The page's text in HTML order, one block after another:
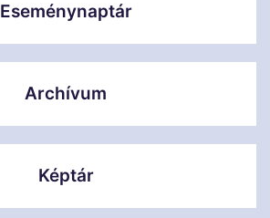
Eseménynaptár
Archívum
Képtár